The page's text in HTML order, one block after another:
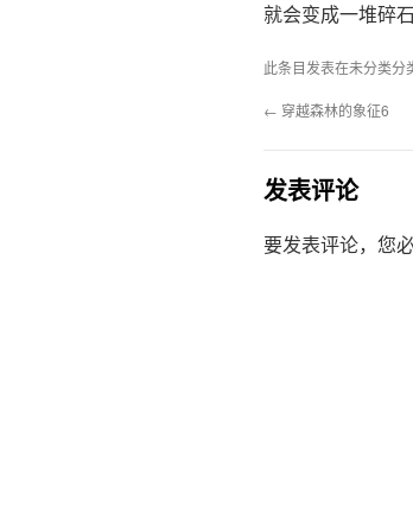
就会变成一堆碎石
此条目发表在未分类分
← 穿越森林的象征6
发表评论
要发表评论，您